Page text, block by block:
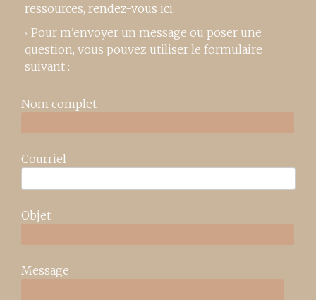
ressources, rendez-vous ici.
Pour m’envoyer un message ou poser une
question, vous pouvez utiliser le formulaire
suivant :
Nom complet
Courriel
Objet
Message